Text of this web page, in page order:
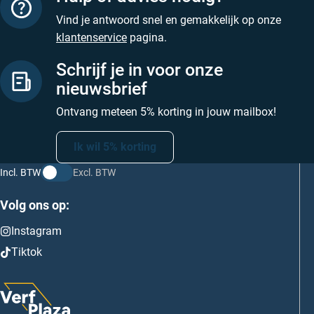
Vind je antwoord snel en gemakkelijk op onze
klantenservice pagina.
Schrijf je in voor onze
nieuwsbrief
Ontvang meteen 5% korting in jouw mailbox!
Ik wil 5% korting
Incl. BTW Excl. BTW
Volg ons op:
Instagram
Tiktok